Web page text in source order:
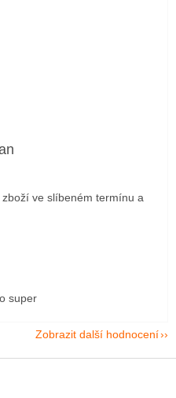
je 5 z 5 hvězdiček.
je 5 z 5 hvězdiček.
ve slíbeném termínu a
je 5 z 5 hvězdiček.
super
Zobrazit další hodnocení